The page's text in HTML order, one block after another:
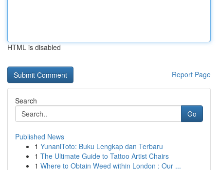
HTML is disabled
Report Page
Search
Go
Published News
1 YunaniToto: Buku Lengkap dan Terbaru
1 The Ultimate Guide to Tattoo Artist Chairs
1 Where to Obtain Weed within London : Our ...